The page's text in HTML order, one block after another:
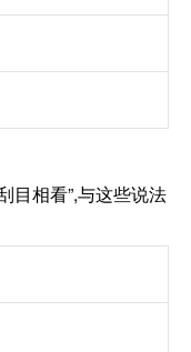
目相看”,与这些说法